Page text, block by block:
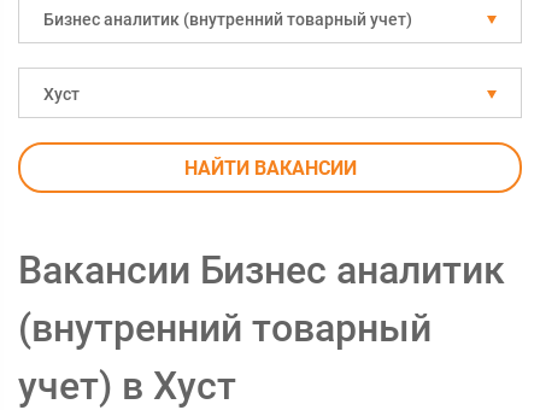
Бизнес аналитик (внутренний товарный учет)
Хуст
НАЙТИ ВАКАНСИИ
Вакансии Бизнес аналитик
(внутренний товарный
учет) в Хуст